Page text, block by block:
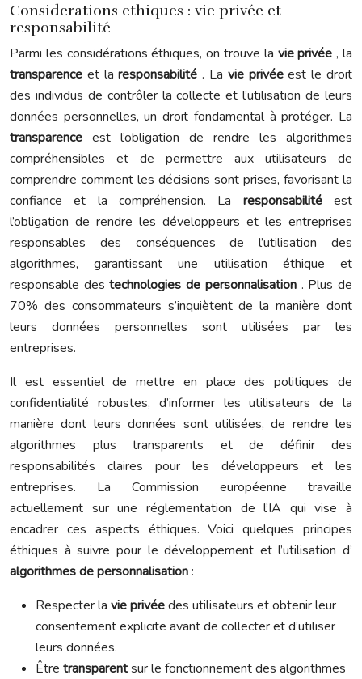
Considerations ethiques : vie privée et
responsabilité
Parmi les considérations éthiques, on trouve la vie privée, la
transparence et laresponsabilité. La vie privéeest le droit
des individus de contrôler la collecte et l’utilisation de leurs
données personnelles, un droit fondamental à protéger. La
transparence est l’obligation de rendre les algorithmes
compréhensibles et de permettre aux utilisateurs de
comprendre comment les décisions sont prises, favorisant la
confiance et la compréhension. La responsabilitéest
l’obligation de rendre les développeurs et les entreprises
responsables des conséquences de l’utilisation des
algorithmes, garantissant une utilisation éthique et
responsable destechnologies de personnalisation . Plus de
70% des consommateurs s’inquiètent de la manière dont
leurs données personnelles sont utilisées par les
entreprises.
Il est essentiel de mettre en place des politiques de
confidentialité robustes, d’informer les utilisateurs de la
manière dont leurs données sont utilisées, de rendre les
algorithmes plus transparents et de définir des
responsabilités claires pour les développeurs et les
entreprises. La Commission européenne travaille
actuellement sur une réglementation de l’IA qui vise à
encadrer ces aspects éthiques. Voici quelques principes
éthiques à suivre pour le développement et l’utilisation d’
algorithmes de personnalisation:
Respecter la vie privéedes utilisateurs et obtenir leur
consentement explicite avant de collecter et d’utiliser
leurs données.
Être transparentsur le fonctionnement des algorithmes